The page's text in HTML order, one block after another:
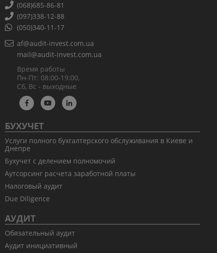
(068)685-86-81
(097)338-12-88
(050)340-11-17
af@audit-invest.com.ua
mail@audit-invest.com.ua
Время работы
Пн-Пт: 08:00-19:00,
Сб, Вс - выходные
БУХУЧЕТ
Услуги полного бухгалтерского обслуживания в Киеве и
Днепре
Бухучет с делением полномочий
Аутсорсинг расчета заработной платы
Налоговый аудит
Due Diligence
АУДИТ
Обязательный аудит
Аудит инициативный